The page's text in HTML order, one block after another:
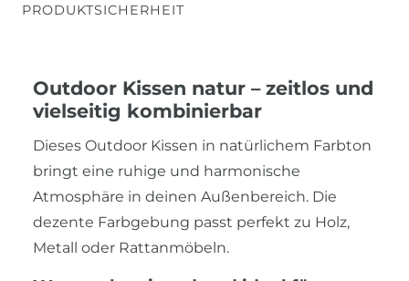
PRODUKTSICHERHEIT
Outdoor Kissen natur – zeitlos und
vielseitig kombinierbar
Dieses Outdoor Kissen in natürlichem Farbton
bringt eine ruhige und harmonische
Atmosphäre in deinen Außenbereich. Die
dezente Farbgebung passt perfekt zu Holz,
Metall oder Rattanmöbeln.